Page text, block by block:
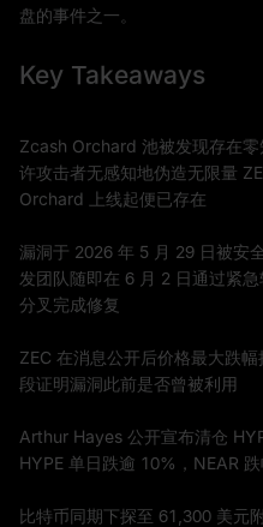
盘的事件之一。
Key Takeaways
Zcash Orchard 池被发现存在
许攻击者无感知地伪造无限量
Orchard 上线起便已存在
漏洞于 2026 年 5 月 29 日被安
发团队随即在 6 月 2 日通过紧
分叉完成修复
ZEC 在消息公开后价格最大跌
段证明漏洞此前是否曾被利用
Arthur Hayes 公开宣布清仓
HYPE 单日跌逾 10%，NEAR
比特币同期下探至 61,300 美元